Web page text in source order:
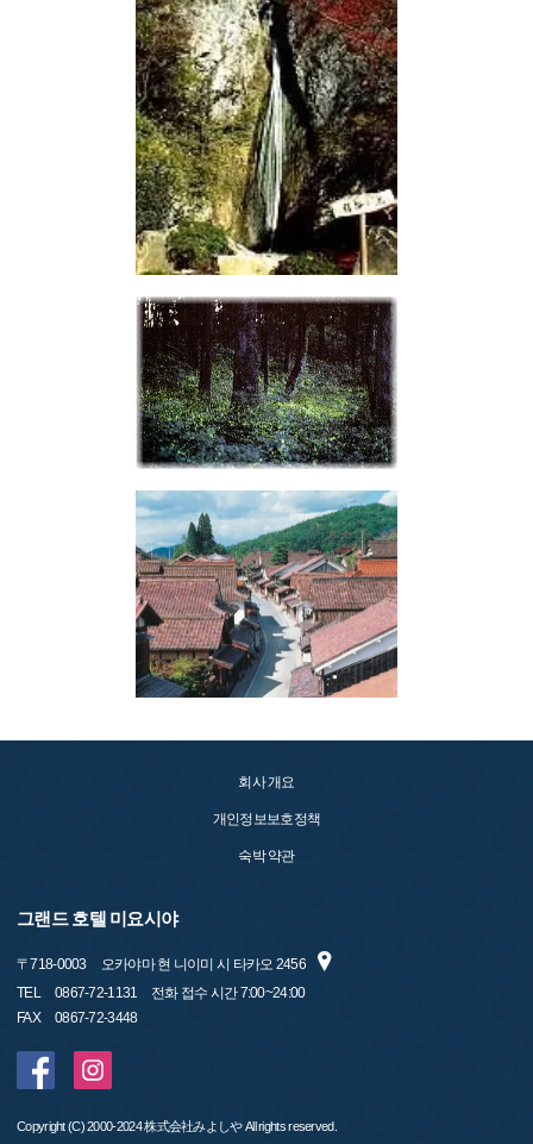
회사 개요
개인정보보호정책
숙박 약관
그랜드 호텔 미요시야
〒718-0003
오카야마 현 니이미 시 타카오 2456
TEL
0867-72-1131 전화 접수 시간 7:00~24:00
FAX
0867-72-3448
Copyright (C) 2000-2024 株式会社みよしや All rights reserved.